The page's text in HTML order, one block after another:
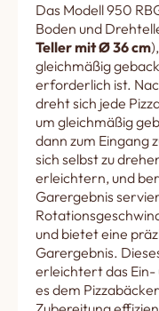
Das Modell 950
Boden und
Teller mit Ø 36 cm
gleichmäßig
erforderlich ist.
dreht sich jede
um gleichmäßig
dann zum Eingang
sich selbst zu
erleichtern, und
Garergebnis
und bietet eine
Garergebnis.
erleichtert das Ein-
es dem